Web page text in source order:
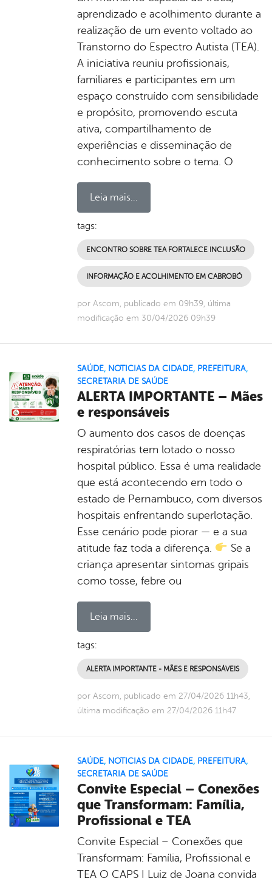
aprendizado e acolhimento durante a
realização de um evento voltado ao
Transtorno do Espectro Autista (TEA).
A iniciativa reuniu profissionais,
familiares e participantes em um
espaço construído com sensibilidade
e propósito, promovendo escuta
ativa, compartilhamento de
experiências e disseminação de
conhecimento sobre o tema. O
Leia mais...
tags:
ENCONTRO SOBRE TEA FORTALECE INCLUSÃO
INFORMAÇÃO E ACOLHIMENTO EM CABROBÓ
por Ascom, publicado em 09h39, última
modificação em 30/04/2026 09h39
SAÚDE, NOTICIAS DA CIDADE, PREFEITURA,
SECRETARIA DE SAÚDE
ALERTA IMPORTANTE – Mães
e responsáveis
O aumento dos casos de doenças
respiratórias tem lotado o nosso
hospital público. Essa é uma realidade
que está acontecendo em todo o
estado de Pernambuco, com diversos
hospitais enfrentando superlotação.
Esse cenário pode piorar — e a sua
atitude faz toda a diferença.
Se a
criança apresentar sintomas gripais
como tosse, febre ou
Leia mais...
tags:
ALERTA IMPORTANTE - MÃES E RESPONSÁVEIS
por Ascom, publicado em 27/04/2026 11h43,
última modificação em 27/04/2026 11h47
SAÚDE, NOTICIAS DA CIDADE, PREFEITURA,
SECRETARIA DE SAÚDE
Convite Especial – Conexões
que Transformam: Família,
Profissional e TEA
Convite Especial – Conexões que
Transformam: Família, Profissional e
TEA O CAPS I Luiz de Joana convida